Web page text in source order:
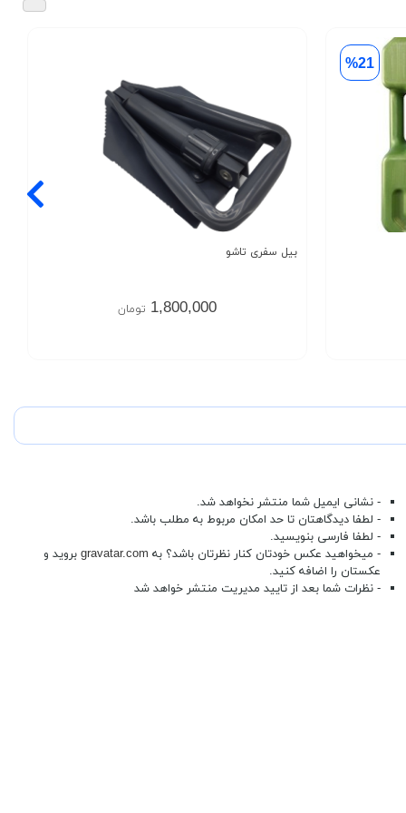
%21
بیل سفری تاشو
1,800,000 تومان
- نشانی ایمیل شما منتشر نخواهد شد.
- لطفا دیدگاهتان تا حد امکان مربوط به مطلب باشد.
- لطفا فارسی بنویسید.
- میخواهید عکس خودتان کنار نظرتان باشد؟ به gravatar.com بروید و
عکستان را اضافه کنید.
- نظرات شما بعد از تایید مدیریت منتشر خواهد شد